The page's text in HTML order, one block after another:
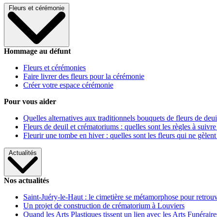
Fleurs et cérémonie
Hommage au défunt
Fleurs et cérémonies
Faire livrer des fleurs pour la cérémonie
Créer votre espace cérémonie
Pour vous aider
Quelles alternatives aux traditionnels bouquets de fleurs de
Fleurs de deuil et crématoriums : quelles sont les règles à
Fleurir une tombe en hiver : quelles sont les fleurs qui ne gèlent
Actualités
Nos actualités
Saint-Juéry-le-Haut : le cimetière se métamorphose pour
Un projet de construction de crématorium à Louviers
Quand les Arts Plastiques tissent un lien avec les Arts